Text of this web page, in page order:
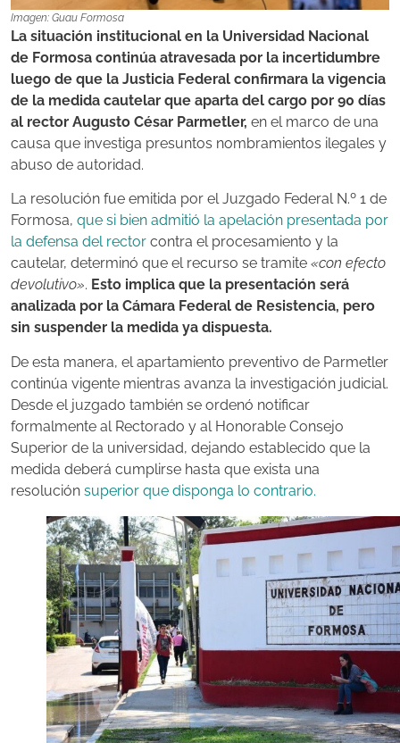
Imagen: Guau Formosa
La situación institucional en la Universidad Nacional
de Formosa continúa atravesada por la incertidumbre
luego de que la Justicia Federal confirmara la vigencia
de la medida cautelar que aparta del cargo por 90 días
al rector Augusto César Parmetler, en el marco de una
causa que investiga presuntos nombramientos ilegales y
abuso de autoridad.
La resolución fue emitida por el Juzgado Federal N.º 1 de
Formosa, que si bien admitió la apelación presentada por
la defensa del rector contra el procesamiento y la
cautelar, determinó que el recurso se tramite «con efecto
devolutivo». Esto implica que la presentación será
analizada por la Cámara Federal de Resistencia, pero
sin suspender la medida ya dispuesta.
De esta manera, el apartamiento preventivo de Parmetler
continúa vigente mientras avanza la investigación judicial.
Desde el juzgado también se ordenó notificar
formalmente al Rectorado y al Honorable Consejo
Superior de la universidad, dejando establecido que la
medida deberá cumplirse hasta que exista una
resolución superior que disponga lo contrario.